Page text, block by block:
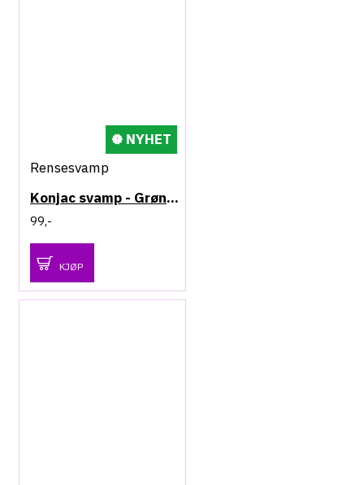
NYHET
Rensesvamp
Konjac svamp - Grønn te - Protective
99,-
KJØP